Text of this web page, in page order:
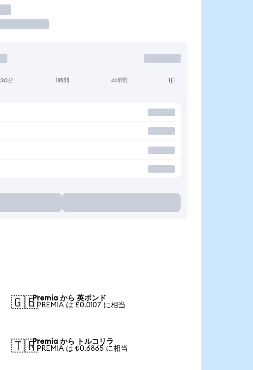
30分 1時間 4時間 1日
🇬🇧Premia から 英ポンド
1 PREMIA は £0.0107 に相当
🇹🇷Premia から トルコリラ
1 PREMIA は ₺0.6865 に相当